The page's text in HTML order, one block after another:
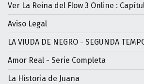
Ver La Reina del Flow 3 Online :
Aviso Legal
LA VIUDA DE NEGRO - SEGUNDA
Amor Real - Serie Completa
La Historia de Juana